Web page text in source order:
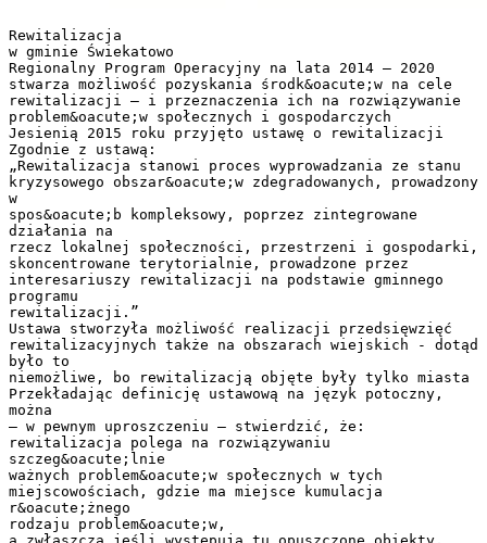
Rewitalizacja
w gminie Świekatowo
Regionalny Program Operacyjny na lata 2014 – 2020
stwarza możliwość pozyskania środk&oacute;w na cele
rewitalizacji – i przeznaczenia ich na rozwiązywanie
problem&oacute;w społecznych i gospodarczych
Jesienią 2015 roku przyjęto ustawę o rewitalizacji
Zgodnie z ustawą:
„Rewitalizacja stanowi proces wyprowadzania ze stanu
kryzysowego obszar&oacute;w zdegradowanych, prowadzony
w
spos&oacute;b kompleksowy, poprzez zintegrowane
działania na
rzecz lokalnej społeczności, przestrzeni i gospodarki,
skoncentrowane terytorialnie, prowadzone przez
interesariuszy rewitalizacji na podstawie gminnego
programu
rewitalizacji.”
Ustawa stworzyła możliwość realizacji przedsięwzięć
rewitalizacyjnych także na obszarach wiejskich - dotąd
było to
niemożliwe, bo rewitalizacją objęte były tylko miasta
Przekładając definicję ustawową na język potoczny,
można
– w pewnym uproszczeniu – stwierdzić, że:
rewitalizacja polega na rozwiązywaniu
szczeg&oacute;lnie
ważnych problem&oacute;w społecznych w tych
miejscowościach, gdzie ma miejsce kumulacja
r&oacute;żnego
rodzaju problem&oacute;w,